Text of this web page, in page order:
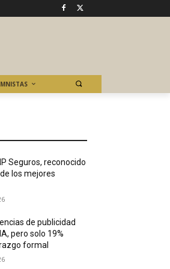
Seguros, reconocido
los mejores
de publicidad
pero solo 19%
formal